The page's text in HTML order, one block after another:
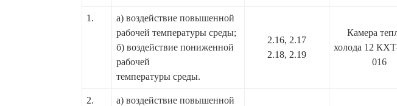
1.
а) воздействие повышенной
рабочей температуры среды;
б) воздействие пониженной
рабочей
температуры среды.
2.16, 2.17
2.18, 2.19
Камера
холода 12
016
2.
а) воздействие повышенной